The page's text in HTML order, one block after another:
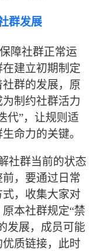
群发展
障社群正常运
建立初期制定
群的发展，原
制约社群活力
代”，让规则适
命力的关键。
社群当前的状态
，要通过日常
，收集大家对
本社群规定“禁
发展，成员可能
质链接，此时